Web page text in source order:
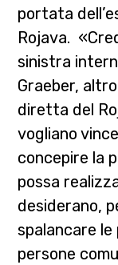
portata
Rojava.
sinistra
Graeber,
diretta del
vogliano
concepire la
possa
desiderano,
spalancare
persone